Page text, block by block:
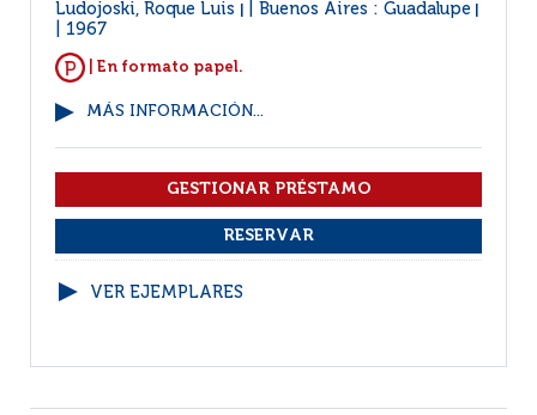
Ludojoski, Roque Luis Buenos Aires : Guadalupe
1967
| En formato papel.
MÁS INFORMACIÓN...
VER EJEMPLARES